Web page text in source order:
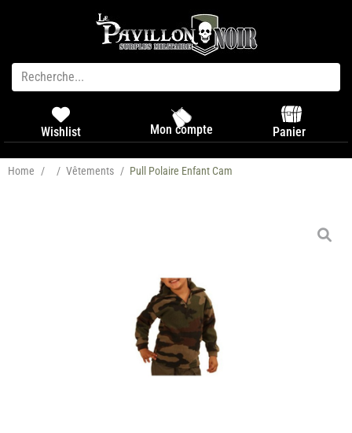
Wishlist Mon compte Panier
Home / / Vêtements / Pull Polaire Enfant Cam